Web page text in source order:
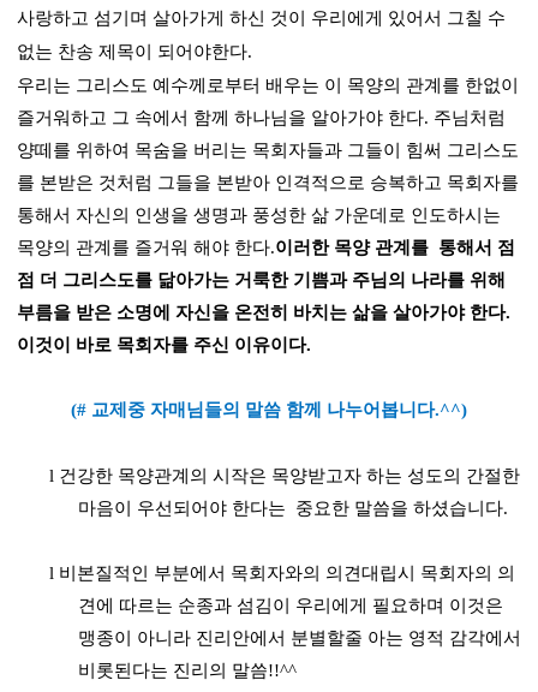
사랑하고 섬기며 살아가게 하신 것이 우리에게 있어서 그칠 수
없는 찬송 제목이 되어야한다.
우리는 그리스도 예수께로부터 배우는 이 목양의 관계를 한없이
즐거워하고 그 속에서 함께 하나님을 알아가야 한다. 주님처럼
양떼를 위하여 목숨을 버리는 목회자들과 그들이 힘써 그리스도
를 본받은 것처럼 그들을 본받아 인격적으로 승복하고 목회자를
통해서 자신의 인생을 생명과 풍성한 삶 가운데로 인도하시는
목양의 관계를 즐거워 해야 한다.이러한 목양 관계를 통해서 점
점 더 그리스도를 닮아가는 거룩한 기쁨과 주님의 나라를 위해
부름을 받은 소명에 자신을 온전히 바치는 삶을 살아가야 한다.
이것이 바로 목회자를 주신 이유이다.
(# 교제중 자매님들의 말씀 함께 나누어봅니다.^^)
l 건강한 목양관계의 시작은 목양받고자 하는 성도의 간절한
마음이 우선되어야 한다는
중요한 말씀을 하셨습니다.
l 비본질적인 부분에서 목회자와의 의견대립시 목회자의 의
견에 따르는 순종과 섬김이 우리에게 필요하며 이것은
맹종이 아니라 진리안에서 분별할줄 아는 영적 감각에서
비롯된다는 진리의 말씀!!^^